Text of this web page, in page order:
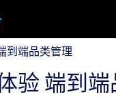
品类管理
到端品类管理
验 端到端